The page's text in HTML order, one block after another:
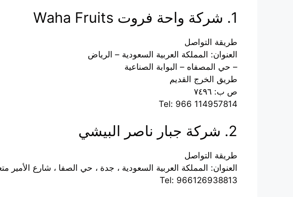
1. شركة واحة فروت Waha Fruits
طريقة التواصل
العنوان: المملكة العربية السعودية – الرياض
– حي المصفاه – البوابة الصناعية
طريق الخرج القديم
ص ب: ٧٤٩٦
Tel: 966 114957814
2. شركة جبار ناصر البيشي
طريقة التواصل
العنوان: المملكة العربية السعودية ، جدة ، حي الصفا ، شارع الأمير متعب ،
Tel: 966126938813